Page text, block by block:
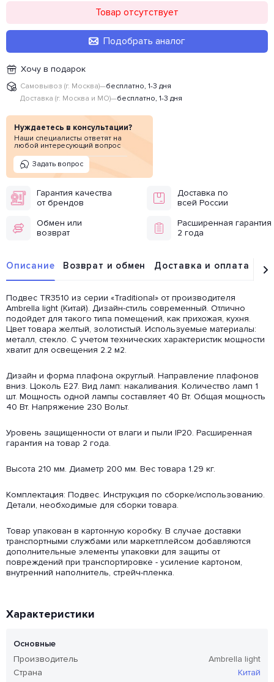
Товар отсутствует
Подобрать аналог
Хочу в подарок
Самовывоз (г. Москва)—бесплатно, 1-3 дня
Доставка (г. Москва и МО)—бесплатно, 1-3 дня
Нуждаетесь в консультации?
Наши специалисты ответят на
любой интересующий вопрос
Задать вопрос
Гарантия качества
от брендов
Доставка по
всей России
Обмен или
возврат
Расширенная гарантия
2 года
Описание Возврат и обмен Доставка и оплата
Подвес TR3510 из серии «Traditional» от производителя
Ambrella light (Китай). Дизайн-стиль современный. Отлично
подойдет для такого типа помещений, как прихожая, кухня.
Цвет товара желтый, золотистый. Используемые материалы:
металл, стекло. С учетом технических характеристик мощности
хватит для освещения 2.2 м2.
Дизайн и форма плафона округлый. Направление плафонов
вниз. Цоколь E27. Вид ламп: накаливания. Количество ламп 1
шт. Мощность одной лампы составляет 40 Вт. Общая мощность
40 Вт. Напряжение 230 Вольт.
Уровень защищенности от влаги и пыли IP20. Расширенная
гарантия на товар 2 года.
Высота 210 мм. Диаметр 200 мм. Вес товара 1.29 кг.
Комплектация: Подвес. Инструкция по сборке/использованию.
Детали, необходимые для сборки товара.
Товар упакован в картонную коробку. В случае доставки
транспортными службами или маркетплейсом добавляются
дополнительные элементы упаковки для защиты от
повреждений при транспортировке - усиление картоном,
внутренний наполнитель, стрейч-пленка.
Характеристики
Основные
Производитель
Ambrella light
Страна
Китай